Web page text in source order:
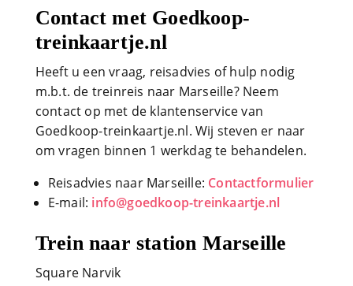
Contact met Goedkoop-
treinkaartje.nl
Heeft u een vraag, reisadvies of hulp nodig
m.b.t. de treinreis naar Marseille? Neem
contact op met de klantenservice van
Goedkoop-treinkaartje.nl. Wij steven er naar
om vragen binnen 1 werkdag te behandelen.
Reisadvies naar Marseille: Contactformulier
E-mail: info@goedkoop-treinkaartje.nl
Trein naar station Marseille
Square Narvik